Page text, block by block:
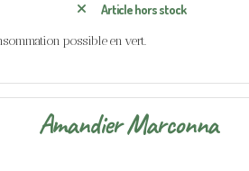
possible en vert.
Article hors stock
Amandier Marconna